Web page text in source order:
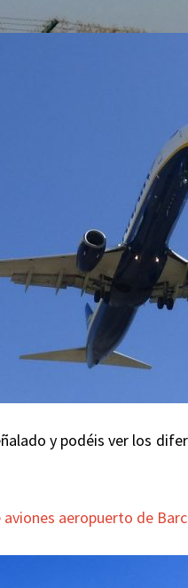
y podéis ver los
aeropuerto de